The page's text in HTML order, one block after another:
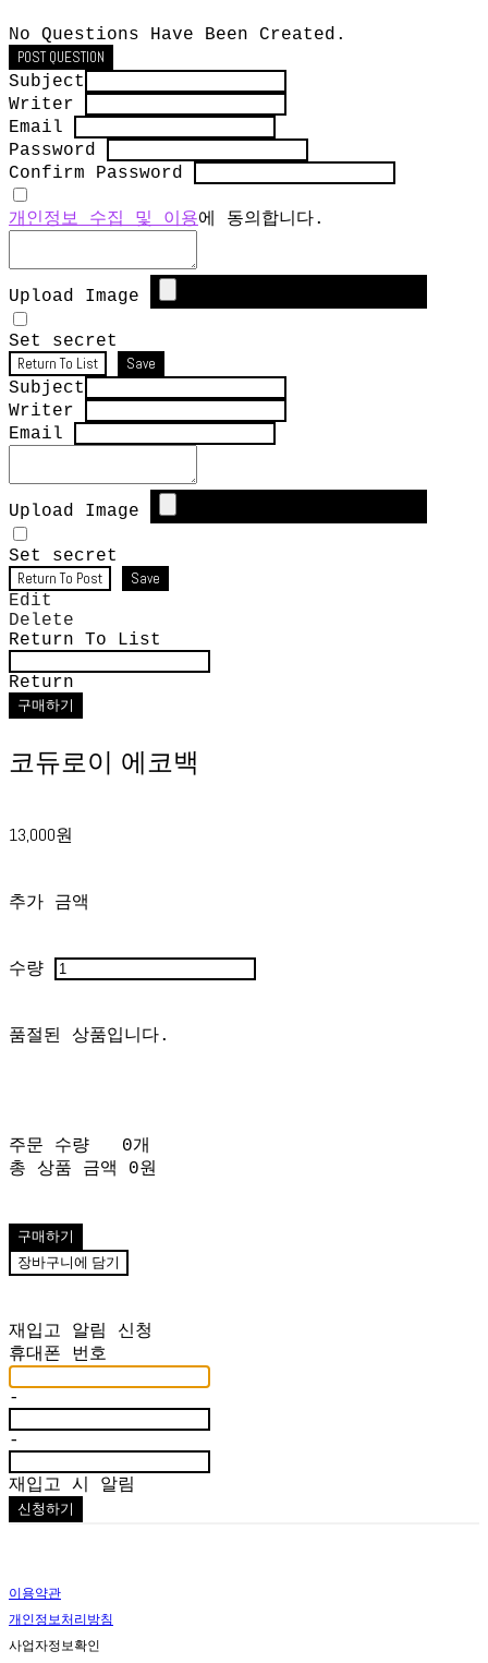
No Questions Have Been Created.
POST QUESTION
Subject
Writer
Email
Password
Confirm Password
개인정보 수집 및 이용에 동의합니다.
Upload Image
Set secret
Return To List Save
Subject
Writer
Email
Upload Image
Set secret
Return To Post Save
Edit
Delete
Return To List
Return
구매하기
코듀로이 에코백
13,000원
추가 금액
수량
품절된 상품입니다.
주문 수량
0개
총 상품 금액
0원
구매하기
장바구니에 담기
재입고 알림 신청
휴대폰 번호
-
-
재입고 시 알림
신청하기
이용약관
개인정보처리방침
사업자정보확인